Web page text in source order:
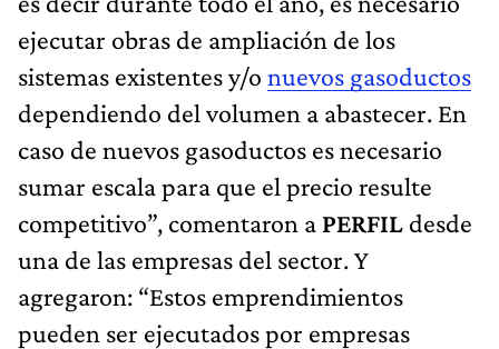
ejecutar obras de ampliación de los
sistemas existentes y/o nuevos gasoductos
dependiendo del volumen a abastecer. En
caso de nuevos gasoductos es necesario
sumar escala para que el precio resulte
competitivo”, comentaron a PERFIL desde
una de las empresas del sector. Y
agregaron: “Estos emprendimientos
pueden ser ejecutados por empresas